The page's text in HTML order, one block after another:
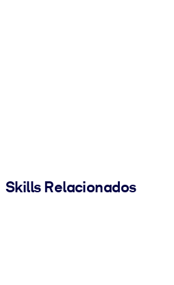
Skills Relacionados